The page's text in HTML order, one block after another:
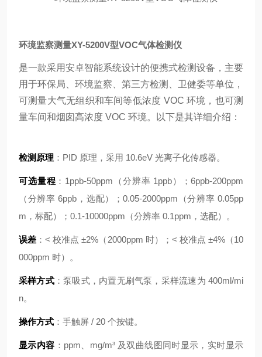
环境监察测量XY-5200V型VOC气体检测仪
是一款采用安卓智能系统设计的便携式检测设备，主要
用于环保局、环境监察、第三方检测、卫健委等单位，
可测量大气无组织和车间等低浓度 VOC 环境，也可测
量车间和烟囱高浓度 VOC 环境。以下是其详细介绍：
检测原理 ：PID 原理，采用 10.6eV 光离子化传感器。
可选量程 ：1ppb-50ppm（分辨率 1ppb）；6ppb-200ppm
（分辨率 6ppb，选配）；0.05-2000ppm（分辨率 0.05pp
m，标配）；0.1-10000ppm（分辨率 0.1ppm，选配）。
误差 ：< 校准点 ±2%（2000ppm 时）；< 校准点 ±4%（10
000ppm 时）。
采样方式：泵吸式，内置无刷气泵，采样流速为 400ml/mi
n。
操作方式 ：手触屏 / 20 个按键。
显示内容 ：ppm、mg/m³ 及双曲线图同时显示，实时显示